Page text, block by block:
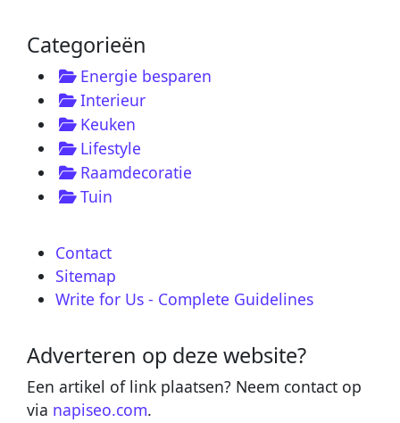
Categorieën
Energie besparen
Interieur
Keuken
Lifestyle
Raamdecoratie
Tuin
Contact
Sitemap
Write for Us - Complete Guidelines
Adverteren op deze website?
Een artikel of link plaatsen? Neem contact op
via napiseo.com.